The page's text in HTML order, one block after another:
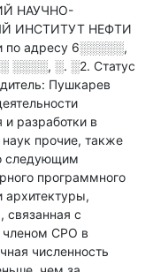
НАУЧНО-
ИНСТИТУТ НЕФТИ
по адресу 6░░░░░,
░░░░, ░. ░2. Статус
Пушкарев
разработки в
прочие, также
следующим
программного
архитектуры,
связанная с
членом СРО в
численность